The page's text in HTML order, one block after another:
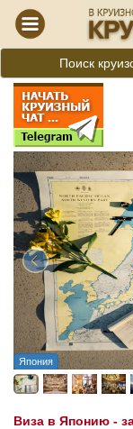
Поиск
Япония
Виза в Японию -